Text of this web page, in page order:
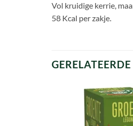
Vol kruidige kerrie,
58 Kcal per zakje.